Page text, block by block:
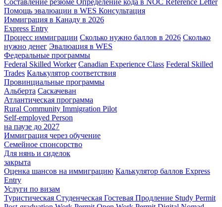
Помощь эвалюации в WES Консультация
Иммиграция в Канаду в 2026
Express Entry
Процесс иммиграции Сколько нужно баллов в 2026 Сколько
нужно денег Эвалюация в WES
Федеральные программы
Federal Skilled Worker Canadian Experience Class Federal Skilled
Trades Калькулятор соответствия
Провинциальные программы
Альберта Саскачеван
Атлантическая программа
Rural Community Immigration Pilot
Self-employed Person
на паузе до 2027
Иммиграция через обучение
Семейное спонсорство
Для нянь и сиделок
закрыта
Оценка шансов на иммиграцию Калькулятор баллов Express
Entry
Услуги по визам
Туристическая Студенческая Гостевая Продление Study Permit